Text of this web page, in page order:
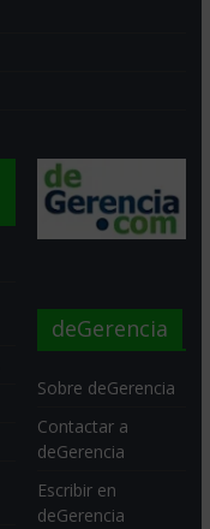
deGerencia
Sobre deGerencia
Contactar a
deGerencia
Escribir en
deGerencia